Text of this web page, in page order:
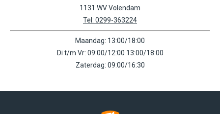
1131 WV Volendam
Tel: 0299-363224
Maandag: 13:00/18:00
Di t/m Vr: 09:00/12:00 13:00/18:00
Zaterdag: 09:00/16:30